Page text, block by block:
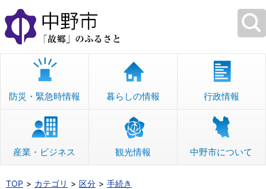
本
文
へ
移
防災・緊急時情報 暮らしの情報 行政情報
産業・ビジネス 観光情報 中野市について
TOP カテゴリ 区分
手続き